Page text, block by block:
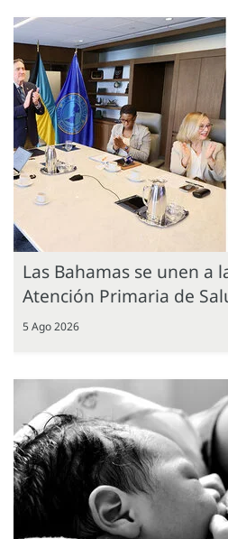
Las Bahamas se unen a
Atención Primaria de
5 Ago 2026